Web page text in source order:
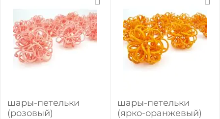
шары-петельки
(розовый)
шары-петельки
(ярко-оранжевый)